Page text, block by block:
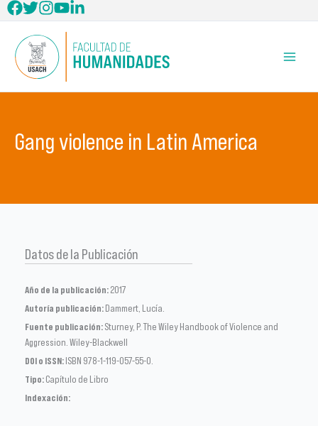
al
contenido
Gang violence in Latin America
Datos de la Publicación
Año de la publicación:2017
Autoría publicación:Dammert, Lucía.
Fuente publicación:Sturney, P. The Wiley Handbook of Violence and
Aggression. Wiley-Blackwell
DOI o ISSN:ISBN 978-1-119-057-55-0.
Tipo:Capítulo de Libro
Indexación: